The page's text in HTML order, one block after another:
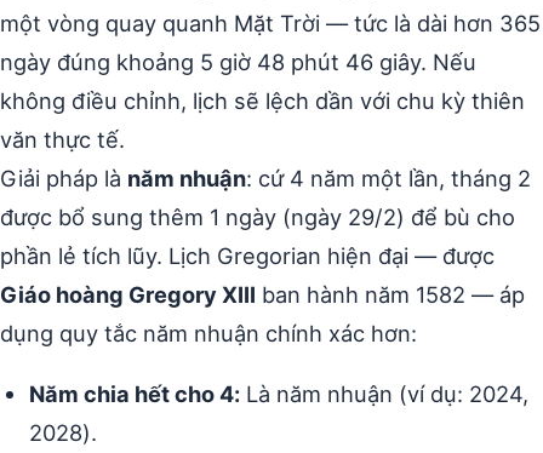
một vòng quay quanh Mặt Trời — tức là dài hơn 365
ngày đúng khoảng 5 giờ 48 phút 46 giây. Nếu
không điều chỉnh, lịch sẽ lệch dần với chu kỳ thiên
văn thực tế.
Giải pháp là năm nhuận: cứ 4 năm một lần, tháng 2
được bổ sung thêm 1 ngày (ngày 29/2) để bù cho
phần lẻ tích lũy. Lịch Gregorian hiện đại — được
Giáo hoàng Gregory XIII ban hành năm 1582 — áp
dụng quy tắc năm nhuận chính xác hơn:
Năm chia hết cho 4: Là năm nhuận (ví dụ: 2024,
2028).